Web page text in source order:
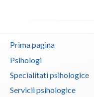
Prima pagina
Psihologi
Specialitati psihologice
Servicii psihologice